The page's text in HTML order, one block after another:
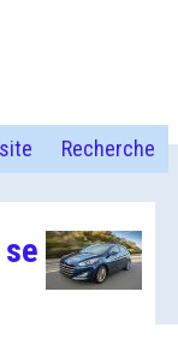
Recherche